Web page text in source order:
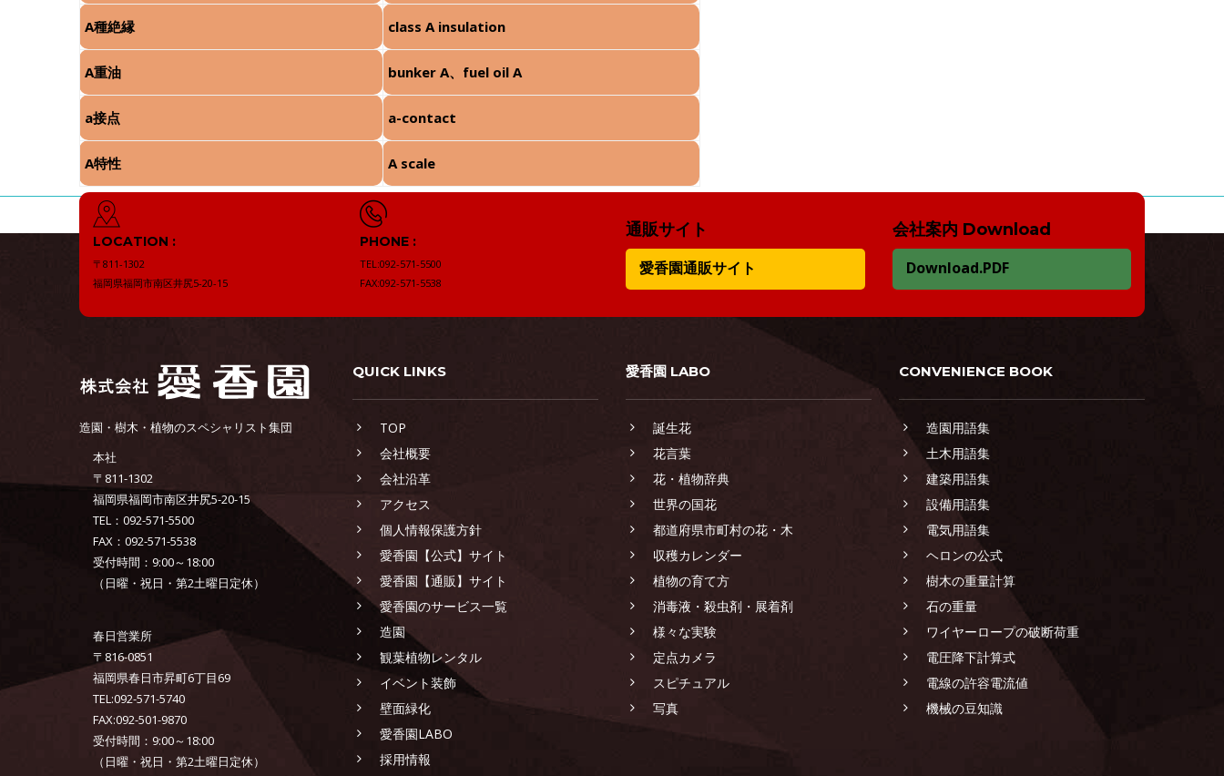
A種絶縁
class A insulation
A重油 bunker A、fuel oil A
a接点 a-contact
A特性 A scale
LOCATION :
〒811-1302
福岡県福岡市南区井尻5-20-15
PHONE :
TEL:092-571-5500
FAX:092-571-5538
通販サイト
愛香園通販サイト
会社案内 Download
Download.PDF
造園・樹木・植物のスペシャリスト集団
本社
〒811-1302
福岡県福岡市南区井尻5-20-15
TEL：092-571-5500
FAX：092-571-5538
受付時間：9:00～18:00
（日曜・祝日・第2土曜日定休）
春日営業所
〒816-0851
福岡県春日市昇町6丁目69
TEL:092-571-5740
FAX:092-501-9870
受付時間：9:00～18:00
（日曜・祝日・第2土曜日定休）
QUICK LINKS
TOP
会社概要
会社沿革
アクセス
個人情報保護方針
愛香園【公式】サイト
愛香園【通販】サイト
愛香園のサービス一覧
造園
観葉植物レンタル
イベント装飾
壁面緑化
愛香園LABO
採用情報
愛香園 LABO
誕生花
花言葉
花・植物辞典
世界の国花
都道府県市町村の花・木
収穫カレンダー
植物の育て方
消毒液・殺虫剤・展着剤
様々な実験
定点カメラ
スピチュアル
写真
CONVENIENCE BOOK
造園用語集
土木用語集
建築用語集
設備用語集
電気用語集
ヘロンの公式
樹木の重量計算
石の重量
ワイヤーロープの破断荷重
電圧降下計算式
電線の許容電流値
機械の豆知識